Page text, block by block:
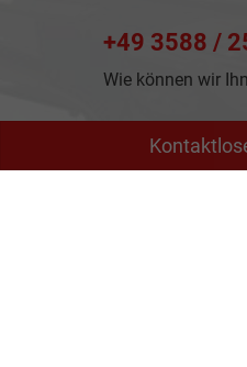
+49 3588 /
Wie können wir